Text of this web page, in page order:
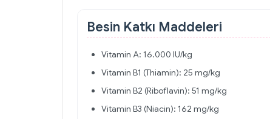
Besin Katkı Maddeleri
Vitamin A: 16.000 IU/kg
Vitamin B1 (Thiamin): 25 mg/kg
Vitamin B2 (Riboflavin): 51 mg/kg
Vitamin B3 (Niacin): 162 mg/kg